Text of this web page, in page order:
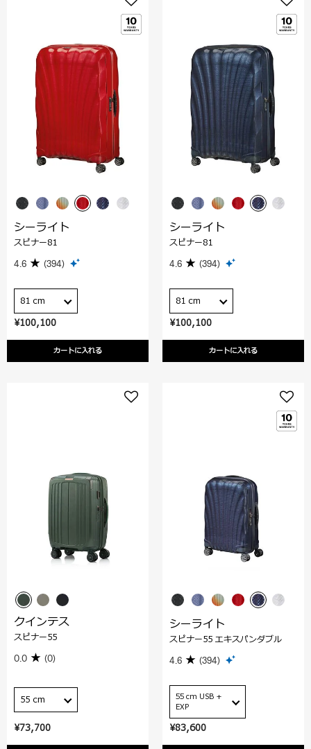
¥100,100
カートに入れる
シーライト
スピナー81
4.6 (394)
81 cm
¥100,100
カートに入れる
シーライト
スピナー81
4.6 (394)
81 cm
¥73,700
クインテス
スピナー55
0.0 (0)
55 cm
¥83,600
シーライト
スピナー55 エキスパンダブル
4.6 (394)
55 cm USB +
EXP